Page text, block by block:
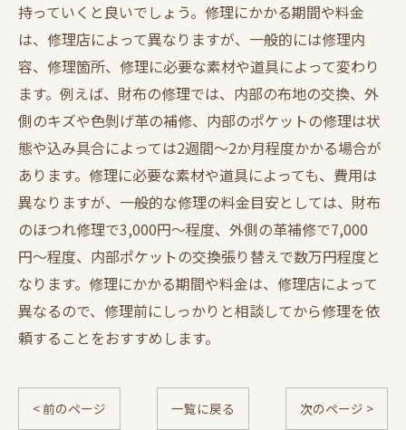
持っていくと良いでしょう。修理にかかる期間や料金
は、修理店によって異なりますが、一般的には修理内
容、修理箇所、修理に必要な素材や道具によって変わり
ます。例えば、財布の修理では、内部の布地の交換、外
側のキズや色剝げ革の補修、内部のポケットの修理は状
態や込み具合によっては2週間～2か月程度かかる場合が
あります。修理に必要な素材や道具によっても、費用は
異なりますが、一般的な修理の料金目安としては、財布
のほつれ修理で3,000円〜程度、外側の革補修で7,000
円〜程度、内部ポケットの交換張り替えで数万円程度と
なります。修理にかかる期間や料金は、修理店によって
異なるので、修理前にしっかりと相談してから修理を依
頼することをおすすめします。
< 前のページ 一覧に戻る 次のページ >